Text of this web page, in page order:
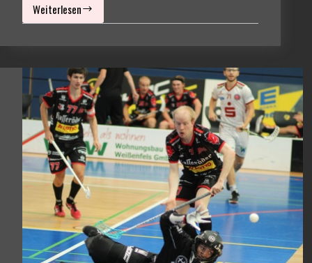
Weiterlesen
Schweres
Red
Devils
treffen
auf
die
Topteams
der
Liga